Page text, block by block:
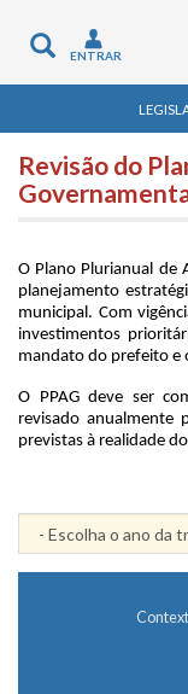
Toggle
navigation
ENTRAR
Revisão do
O Plano Plurianual de
planejamento
municipal. Com
investimentos
mandato do prefeito e
O PPAG deve ser
revisado anualmente
previstas à realidade